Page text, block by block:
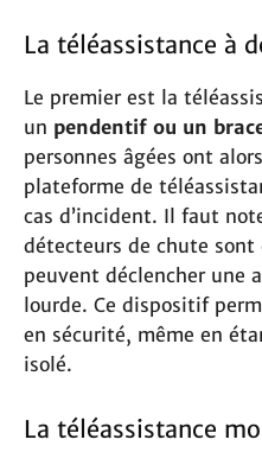
La téléassistance à
Le premier est la
un pendentif ou un
personnes âgées ont
plateforme de
cas d’incident. Il faut
détecteurs de chute
peuvent déclencher une
lourde. Ce dispositif
en sécurité, même en
isolé.
La téléassistance